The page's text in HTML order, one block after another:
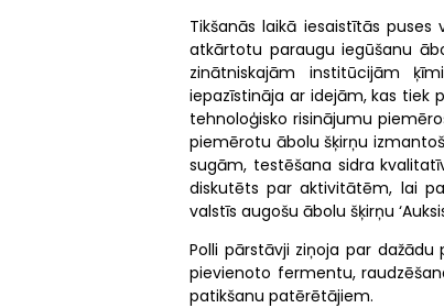
Tikšanās laikā iesaistītās
atkārtotu paraugu iegūšanu
zinātniskajām institūcijām
iepazīstināja ar idejām, kas tiek
tehnoloģisko risinājumu
piemērotu ābolu šķirņu
sugām, testēšana sidra
diskutēts par aktivitātēm, lai
valstīs augošu ābolu šķirņu
Polli pārstāvji ziņoja par
pievienoto fermentu,
patikšanu patērētājiem.